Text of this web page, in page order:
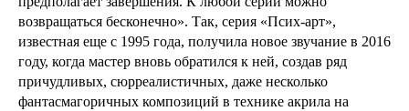
возвращаться бесконечно». Так, серия «Псих-арт»,
известная еще с 1995 года, получила новое звучание в 2016
году, когда мастер вновь обратился к ней, создав ряд
причудливых, сюрреалистичных, даже несколько
фантасмагоричных композиций в технике акрила на